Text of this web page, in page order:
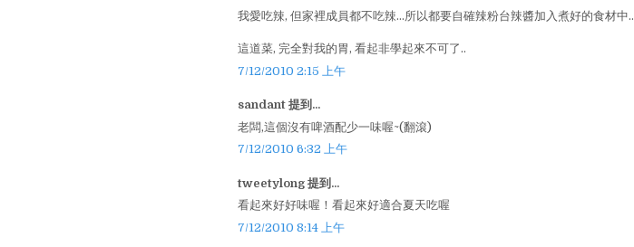
我愛吃辣, 但家裡成員都不吃辣...所以都要自確辣粉台辣醬加入煮好的食材中..
這道菜, 完全對我的胃, 看起非學起來不可了..
7/12/2010 2:15 上午
sandant 提到...
老闆,這個沒有啤酒配少一味喔~(翻滾)
7/12/2010 6:32 上午
tweetylong 提到...
看起來好好味喔！看起來好適合夏天吃喔
7/12/2010 8:14 上午